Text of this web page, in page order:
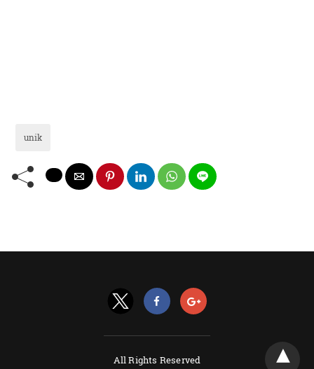
unik
All Rights Reserved